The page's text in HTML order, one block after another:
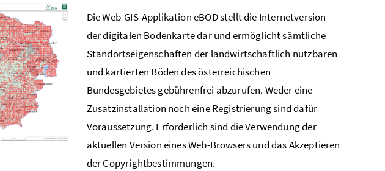
Die Web-GIS-ApplikationeBODstellt die Internetversion
der digitalen Bodenkarte dar und ermöglicht sämtliche
Standortseigenschaften der landwirtschaftlich nutzbaren
und kartierten Böden des österreichischen
Bundesgebietes gebührenfrei abzurufen. Weder eine
Zusatzinstallation noch eine Registrierung sind dafür
Voraussetzung. Erforderlich sind die Verwendung der
aktuellen Version eines Web-Browsers und das Akzeptieren
der Copyrightbestimmungen.